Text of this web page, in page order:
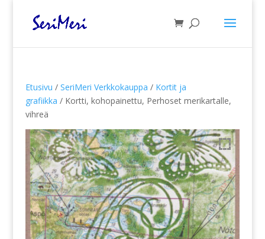
Etusivu / SeriMeri Verkkokauppa / Kortit ja
grafiikka / Kortti, kohopainettu, Perhoset merikartalle,
vihreä